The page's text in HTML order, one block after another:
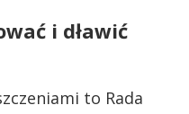
i dławić
to Rada